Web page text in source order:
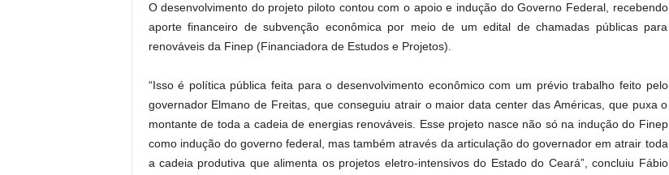
O desenvolvimento do projeto piloto contou com o apoio e indução do Governo Federal, recebendo
aporte financeiro de subvenção econômica por meio de um edital de chamadas públicas para
renováveis da Finep (Financiadora de Estudos e Projetos).
“Isso é política pública feita para o desenvolvimento econômico com um prévio trabalho feito pelo
governador Elmano de Freitas, que conseguiu atrair o maior data center das Américas, que puxa o
montante de toda a cadeia de energias renováveis. Esse projeto nasce não só na indução do Finep
como indução do governo federal, mas também através da articulação do governador em atrair toda
a cadeia produtiva que alimenta os projetos eletro-intensivos do Estado do Ceará”, concluiu Fábio